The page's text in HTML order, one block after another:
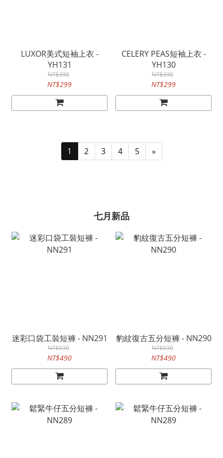
LUXOR美式短袖上衣 -
YH131
NT$390
NT$299
CELERY PEAS短袖上衣 -
YH130
NT$390
NT$299
1 2 3 4 5 »
七月新品
迷彩口袋工裝短褲 - NN291
NT$590
NT$490
豹紋復古五分短褲 - NN290
NT$590
NT$490